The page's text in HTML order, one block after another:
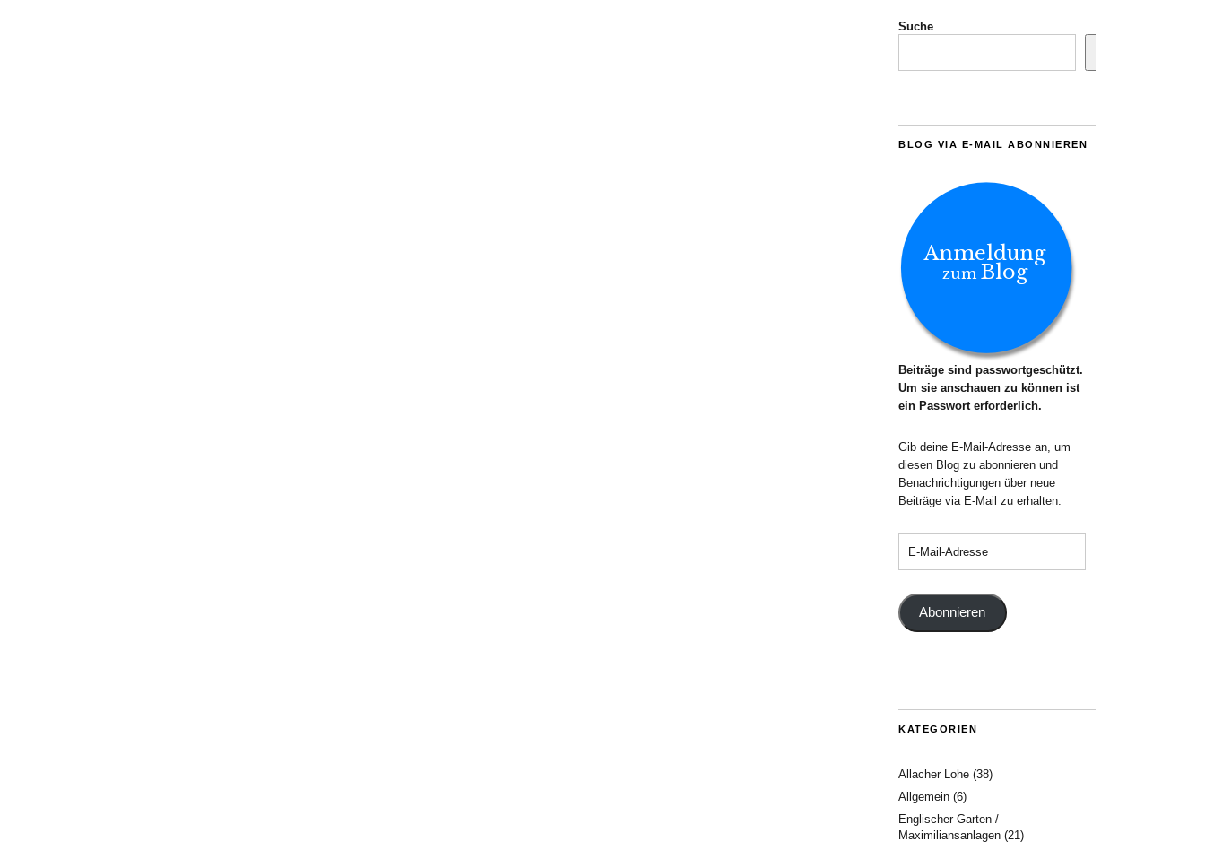
Suche
BLOG VIA E-MAIL ABONNIEREN
Anmeldung
zum Blog
Beiträge sind passwortgeschützt.
Um sie anschauen zu können ist
ein Passwort erforderlich.
Gib deine E-Mail-Adresse an, um
diesen Blog zu abonnieren und
Benachrichtigungen über neue
Beiträge via E-Mail zu erhalten.
Abonnieren
KATEGORIEN
Allacher Lohe (38)
Allgemein (6)
Englischer Garten /
Maximiliansanlagen (21)